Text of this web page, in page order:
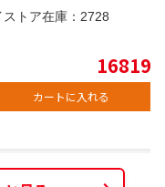
ストア在庫： 2728
16819
カートに入れる